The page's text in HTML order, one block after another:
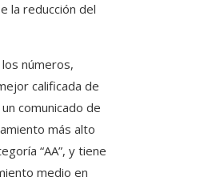
la reducción del
números,
calificada de
comunicado de
más alto
“AA”, y tiene
medio en